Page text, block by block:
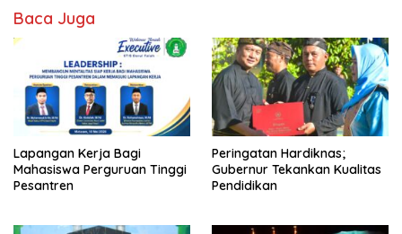
Baca Juga
Lapangan Kerja Bagi
Mahasiswa Perguruan Tinggi
Pesantren
Peringatan Hardiknas;
Gubernur Tekankan Kualitas
Pendidikan